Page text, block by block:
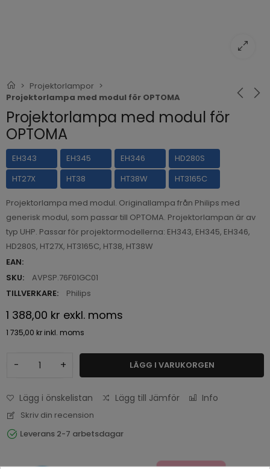
Projektorlampor
Projektorlampa med modul för OPTOMA
Projektorlampa med modul för
OPTOMA
EH343 EH345 EH346
HD280S
HT27X
HT38 HT38W HT3165C
Projektorlampa med modul. Originallampa från Philips med
generisk modul, som passar till OPTOMA. Projektorlampan är av
typ UHP. Passar för projektormodellerna: EH343, EH345, EH346,
HD280S, HT27X, HT3165C, HT38, HT38W
EAN:
SKU:
AVPSP.76F01GC01
TILLVERKARE:
Philips
1 388,00 kr exkl. moms
1 735,00 kr inkl. moms
- + LÄGG I VARUKORGEN
Lägg i önskelistan Lägg till Jämför Info
Skriv din recension
Leverans 2-7 arbetsdagar